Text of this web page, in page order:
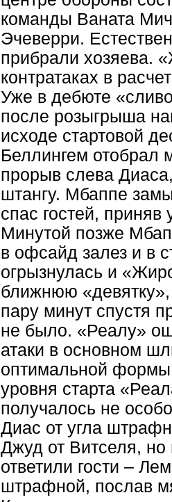
команды Ваната
Эчеверри.
прибрали хозяева.
контратаках в
Уже в дебюте
после розыгрыша
исходе стартовой
Беллингем отобрал
прорыв слева
штангу. Мбаппе
спас гостей, приняв
Минутой позже
в офсайд залез и в
огрызнулась и
ближнюю
пару минут спустя
не было. «Реалу»
атаки в основном
оптимальной
уровня старта
получалось не
Диас от угла
Джуд от Витселя,
ответили гости –
штрафной, послав